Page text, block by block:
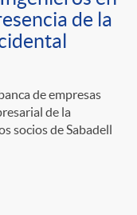
de la
de empresas
de la
socios de Sabadell